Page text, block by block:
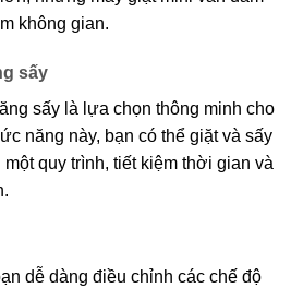
không gian.
sấy
sấy là lựa chọn thông minh cho
năng này, bạn có thể giặt và sấy
quy trình, tiết kiệm thời gian và
dễ dàng điều chỉnh các chế độ